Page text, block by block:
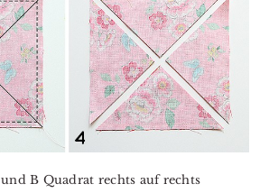
und B Quadrat rechts auf rechts